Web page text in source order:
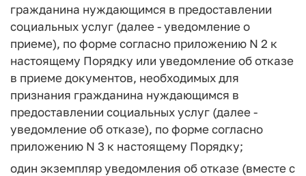
гражданина нуждающимся в предоставлении
социальных услуг (далее - уведомление о
приеме), по форме согласно приложению N 2 к
настоящему Порядку или уведомление об отказе
в приеме документов, необходимых для
признания гражданина нуждающимся в
предоставлении социальных услуг (далее -
уведомление об отказе), по форме согласно
приложению N 3 к настоящему Порядку;
один экземпляр уведомления об отказе (вместе с